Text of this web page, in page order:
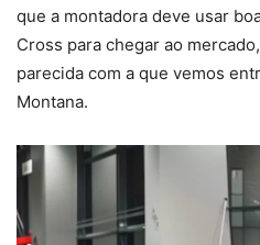
que a montadora deve usar
Cross para chegar ao
parecida com a que vemos
Montana.